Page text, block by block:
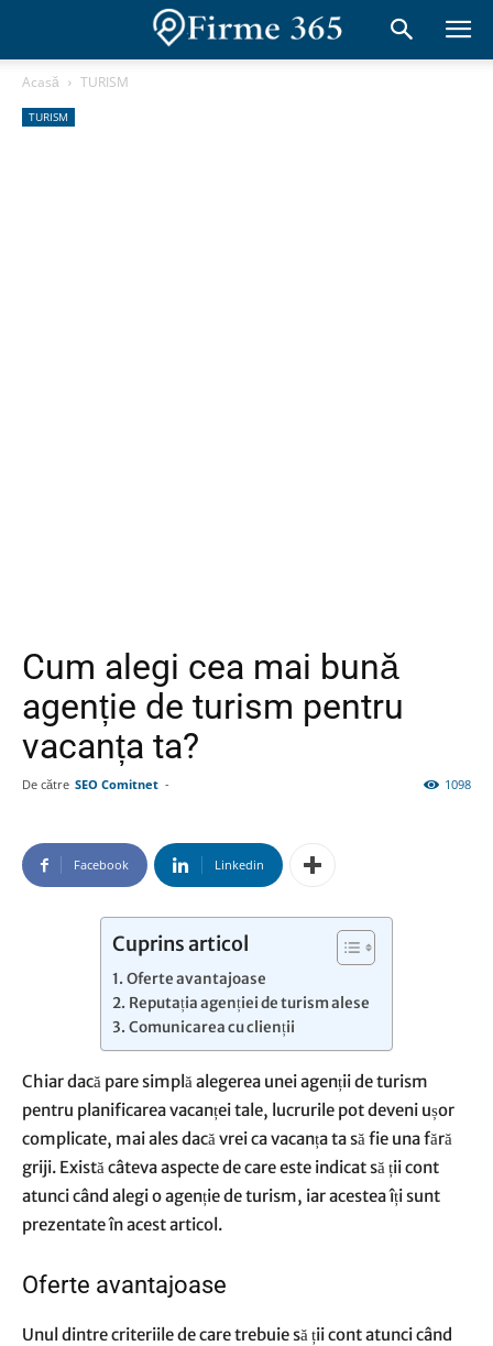
Acasă TURISM
TURISM
Cum alegi cea mai bună
agenție de turism pentru
vacanța ta?
De către SEO Comitnet - 1098
Facebook Linkedin
Cuprins articol
Oferte avantajoase
Reputația agenției de turism alese
Comunicarea cu clienții
Chiar dacă pare simplă alegerea unei agenții de turism
pentru planificarea vacanței tale, lucrurile pot deveni ușor
complicate, mai ales dacă vrei ca vacanța ta să fie una fără
griji. Există câteva aspecte de care este indicat să ții cont
atunci când alegi o agenție de turism, iar acestea îți sunt
prezentate în acest articol.
Oferte avantajoase
Unul dintre criteriile de care trebuie să ții cont atunci când